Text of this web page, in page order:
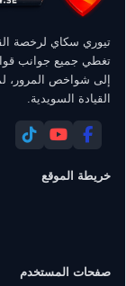
تيوري سكاي لرخصة
تغطي جميع جوانب
إلى شواخص المرور،
القيادة السويدية.
خريطة الموقع
صفحات المستخدم